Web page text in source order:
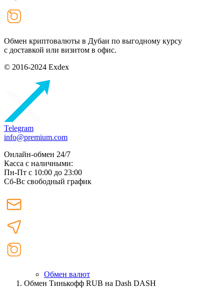
Обмен криптовалюты в Дубаи по выгодному курсу
с доставкой или визитом в офис.
© 2016-2024 Exdex
Telegram
info@premium.com
Онлайн-обмен 24/7
Касса с наличными:
Пн-Пт с 10:00 до 23:00
Сб-Вс свободный график
Обмен валют
Обмен Тинькофф RUB на Dash DASH